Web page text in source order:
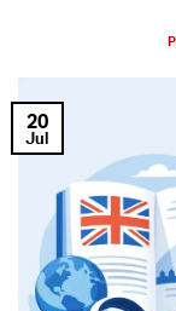
20
Jul